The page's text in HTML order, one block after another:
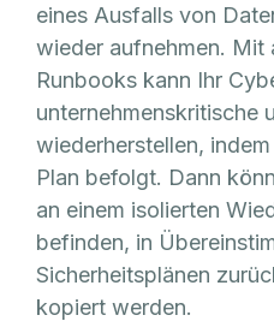
eines Ausfalls von
wieder aufnehmen. Mit
Runbooks kann Ihr
unternehmenskritische
wiederherstellen,
Plan befolgt. Dann
an einem isolierten
befinden, in
Sicherheitsplänen
kopiert werden.